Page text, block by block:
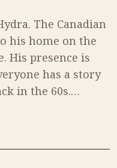
The Canadian
his home on the
His presence is
has a story
in the 60s.…